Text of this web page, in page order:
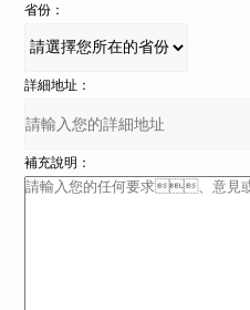
省份：
詳細地址：
補充說明：